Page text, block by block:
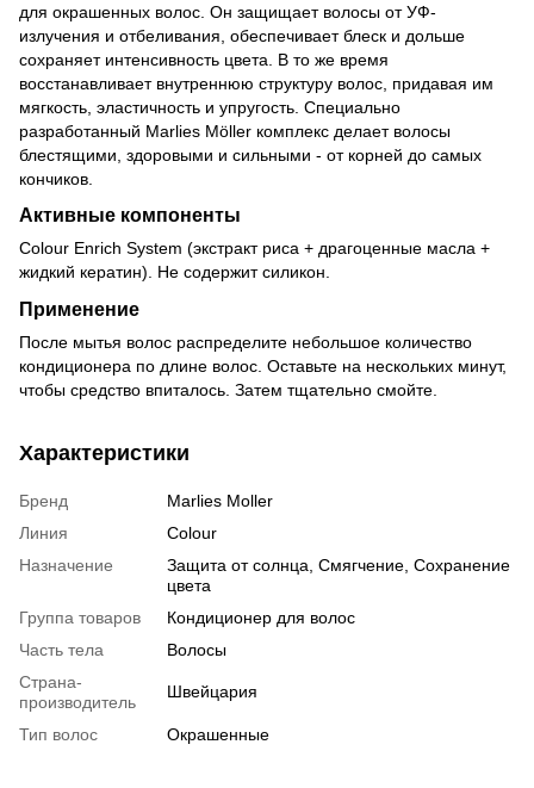
для окрашенных волос. Он защищает волосы от УФ-
излучения и отбеливания, обеспечивает блеск и дольше
сохраняет интенсивность цвета. В то же время
восстанавливает внутреннюю структуру волос, придавая им
мягкость, эластичность и упругость. Специально
разработанный Marlies Möller комплекс делает волосы
блестящими, здоровыми и сильными - от корней до самых
кончиков.
Активные компоненты
Colour Enrich System (экстракт риса + драгоценные масла +
жидкий кератин). Не содержит силикон.
Применение
После мытья волос распределите небольшое количество
кондиционера по длине волос. Оставьте на нескольких минут,
чтобы средство впиталось. Затем тщательно смойте.
Характеристики
Бренд
Marlies Moller
Линия
Colour
Назначение
Защита от солнца, Смягчение, Сохранение
цвета
Группа товаров
Кондиционер для волос
Часть тела
Волосы
Страна-
производитель
Швейцария
Тип волос Окрашенные